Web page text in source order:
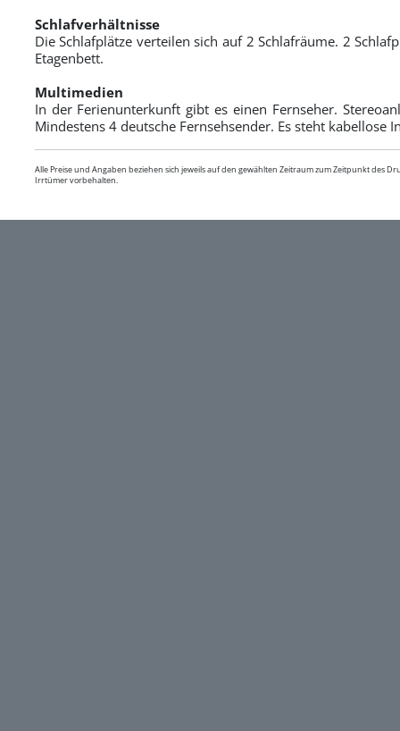
Schlafverhältnisse
Die Schlafplätze verteilen sich auf 2 Schlafräume. 2
Etagenbett.
Multimedien
In der Ferienunterkunft gibt es einen Fernseher.
Mindestens 4 deutsche Fernsehsender. Es steht kabellose
Alle Preise und Angaben beziehen sich jeweils auf den gewählten Zeitraum zum Zeitpunkt des
Irrtümer vorbehalten.